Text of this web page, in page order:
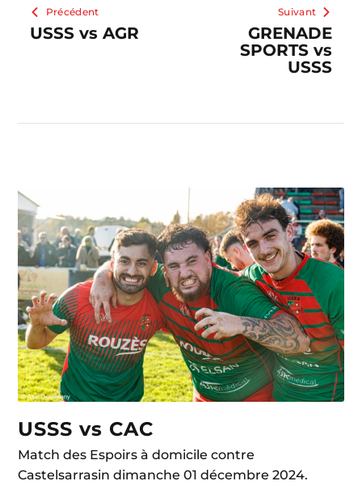
Précédent
USSS vs AGR
Suivant
GRENADE
SPORTS vs
USSS
USSS vs CAC
Match des Espoirs à domicile contre
Castelsarrasin dimanche 01 décembre 2024.